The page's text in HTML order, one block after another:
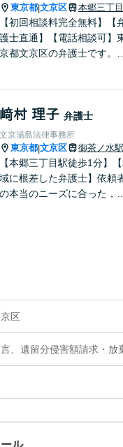
東京都|文京区 本郷三丁
【初回相談料完全無料】【
護士直通】【電話相談可】
京都文京区の弁護士です。夜
度ご相談してください。
﨑村 理子 弁護士
文京湯島法律事務所
東京都|文京区 御茶ノ水駅
【本郷三丁目駅徒歩1分】
域に根差した弁護士】依頼
の本当のニーズに合った，オ
いきます。
区
、遺留分侵害額請求・放
ル